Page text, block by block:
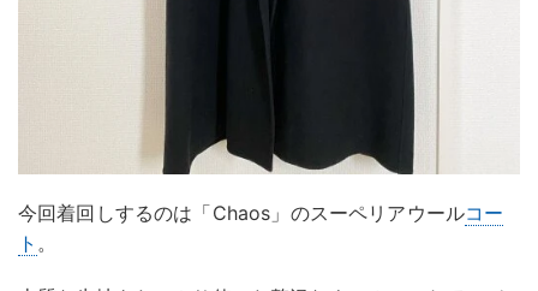
今回着回しするのは「Chaos」のスーペリアウールコー
ト 。